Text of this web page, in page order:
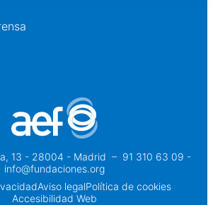
13 - 28004 - Madrid – 91 310 63 09 -
info@fundaciones.org
Aviso legalPolítica de cookies
Accesibilidad Web